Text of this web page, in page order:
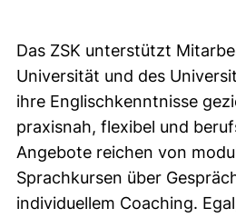
Das ZSK unterstützt
Universität und des
ihre Englischkenntnisse
praxisnah, flexibel und
Angebote reichen von
Sprachkursen über
individuellem Coaching.